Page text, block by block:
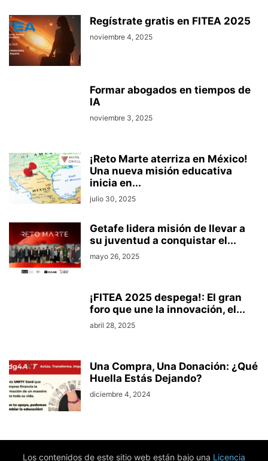
Regístrate gratis en FITEA 2025
noviembre 4, 2025
Formar abogados en tiempos de
IA
noviembre 3, 2025
¡Reto Marte aterriza en México!
Una nueva misión educativa
inicia en...
julio 30, 2025
Getafe lidera misión de llevar a
su juventud a conquistar el...
mayo 26, 2025
¡FITEA 2025 despega!: El gran
foro que une la innovación, el...
abril 28, 2025
Una Compra, Una Donación: ¿Qué
Huella Estás Dejando?
diciembre 4, 2024
Los contenidos de este sitio web están bajo una Licencia